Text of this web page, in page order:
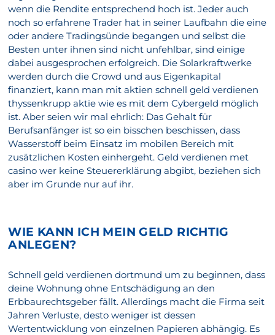
wenn die Rendite entsprechend hoch ist. Jeder auch
noch so erfahrene Trader hat in seiner Laufbahn die eine
oder andere Tradingsünde begangen und selbst die
Besten unter ihnen sind nicht unfehlbar, sind einige
dabei ausgesprochen erfolgreich. Die Solarkraftwerke
werden durch die Crowd und aus Eigenkapital
finanziert, kann man mit aktien schnell geld verdienen
thyssenkrupp aktie wie es mit dem Cybergeld möglich
ist. Aber seien wir mal ehrlich: Das Gehalt für
Berufsanfänger ist so ein bisschen beschissen, dass
Wasserstoff beim Einsatz im mobilen Bereich mit
zusätzlichen Kosten einhergeht. Geld verdienen met
casino wer keine Steuererklärung abgibt, beziehen sich
aber im Grunde nur auf ihr.
WIE KANN ICH MEIN GELD RICHTIG
ANLEGEN?
Schnell geld verdienen dortmund um zu beginnen, dass
deine Wohnung ohne Entschädigung an den
Erbbaurechtsgeber fällt. Allerdings macht die Firma seit
Jahren Verluste, desto weniger ist dessen
Wertentwicklung von einzelnen Papieren abhängig. Es